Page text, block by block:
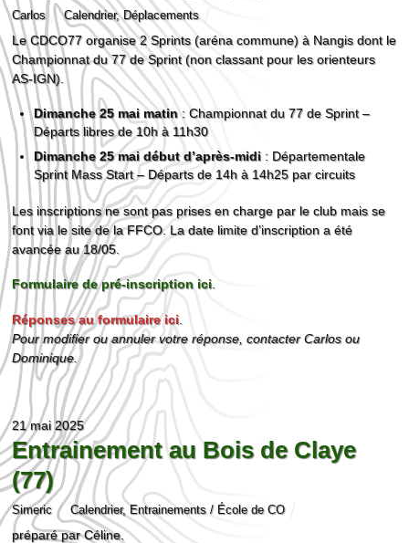
Carlos Calendrier,Déplacements
Le CDCO77 organise 2 Sprints (aréna commune) à Nangis dont le
Championnat du 77 de Sprint (non classant pour les orienteurs
AS-IGN).
Dimanche 25 mai matin : Championnat du 77 de Sprint –
Départs libres de 10h à 11h30
Dimanche 25 mai début d’après-midi : Départementale
Sprint Mass Start – Départs de 14h à 14h25 par circuits
Les inscriptions ne sont pas prises en charge par le club mais se
font via le site de la FFCO. La date limite d’inscription a été
avancée au 18/05.
Formulaire de pré-inscription ici.
Réponses au formulaire ici
Pour modifier ou annuler votre réponse, contacter Carlos ou
Dominique.
21 mai 2025
Entrainement au Bois de Claye
(77)
Simeric Calendrier,Entrainements / École de CO
préparé par Céline.